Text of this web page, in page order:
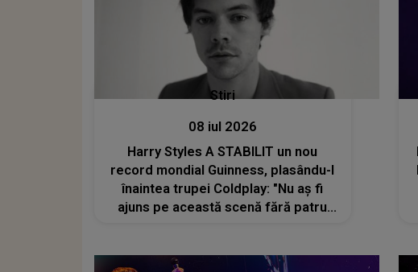
Stiri
08 iul 2026
Harry Styles A STABILIT un nou
record mondial Guinness, plasându-l
înaintea trupei Coldplay: "Nu aș fi
ajuns pe această scenă fără patru
acestei călătorii. Vreau să le